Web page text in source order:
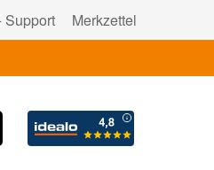
Support Merkzettel